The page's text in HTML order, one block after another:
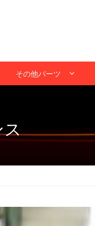
その他パーツ
ス